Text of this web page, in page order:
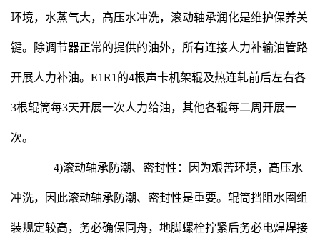
环境，水蒸气大，髙压水冲洗，滚动轴承润化是维护保养关
键。除调节器正常的提供的油外，所有连接人力补输油管路
开展人力补油。E1R1的4根声卡机架辊及热连轧前后左右各
3根辊筒每3天开展一次人力给油，其他各辊每二周开展一
次。
4)滚动轴承防潮、密封性：因为艰苦环境，髙压水
冲洗，因此滚动轴承防潮、密封性是重要。辊筒挡阻水圈组
装规定较高，务必确保同舟，地脚螺栓拧紧后务必电焊焊接